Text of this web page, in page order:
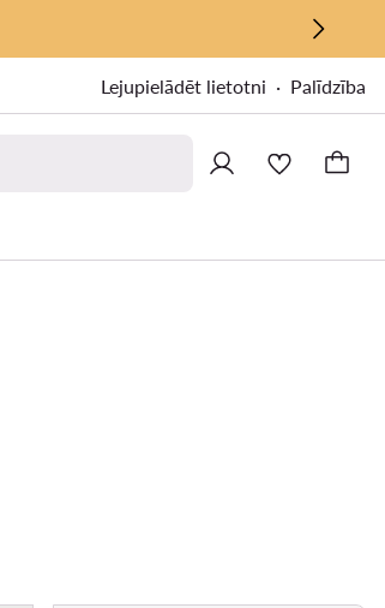
Lejupielādēt lietotni Palīdzība